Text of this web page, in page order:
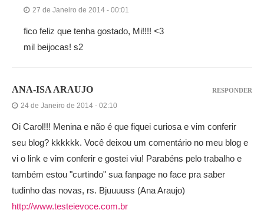
27 de Janeiro de 2014 - 00:01
fico feliz que tenha gostado, Mi!!!! <3
mil beijocas! s2
ANA-ISA ARAUJO
24 de Janeiro de 2014 - 02:10
Oi Carol!!! Menina e não é que fiquei curiosa e vim conferir
seu blog? kkkkkk. Você deixou um comentário no meu blog e
vi o link e vim conferir e gostei viu! Parabéns pelo trabalho e
também estou "curtindo" sua fanpage no face pra saber
tudinho das novas, rs. Bjuuuuss (Ana Araujo)
http://www.testeievoce.com.br
RESPONDER